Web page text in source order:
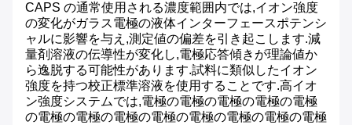
CAPS の通常使用される濃度範囲内では,イオン強度
の変化がガラス電極の液体インターフェースポテンシ
ャルに影響を与え,測定値の偏差を引き起こします.減
量剤溶液の伝導性が変化し,電極応答傾きが理論値か
ら逸脱する可能性があります.試料に類似したイオン
強度を持つ校正標準溶液を使用することです.高イオ
ン強度システムでは,電極の電極の電極の電極の電極
の電極の電極の電極の電極の電極の電極の電極の電極